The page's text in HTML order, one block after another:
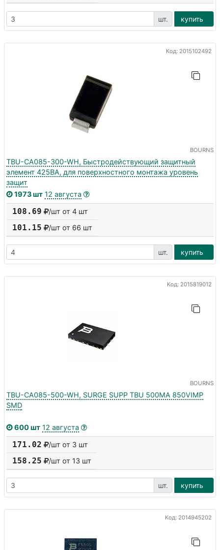
шт. купить
Код: 2015102492
BOURNS
TBU-CA085-300-WH, Быстродействующий защитный
элемент 425ВА, для поверхностного монтажа уровень
защит
1973 шт 12 августа
108.69 /шт от 4 шт
101.15 /шт от 66 шт
шт. купить
Код: 2015819012
BOURNS
TBU-CA085-500-WH, SURGE SUPP TBU 500MA 850VIMP
SMD
600 шт 12 августа
171.02 /шт от 3 шт
158.25 /шт от 13 шт
шт. купить
Код: 2014945202